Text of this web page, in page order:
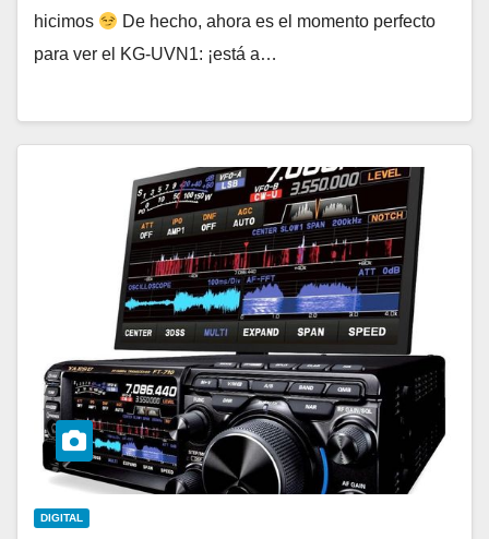
hicimos
De hecho, ahora es el momento perfecto
para ver el KG-UVN1: ¡está a…
DIGITAL